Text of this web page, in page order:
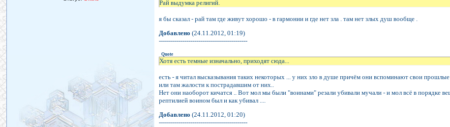
Рай выдумка религий.
я бы сказал - рай там где живут хорошо - в гармонии и где нет зла . там нет злых душ вообще .
Добавлено (24.11.2012, 01:19)
---------------------------------------------
Quote
Хотя есть темные изначально, приходят сюда...
есть - я читал высказывания таких некоторых ... у них зло в душе причём они вспоминают свои
или там жалости к пострадавшим от них..
Нет они наоборот кичатся .. Вот мол мы были "воинами" резали убивали мучали - и мол всё в порядке
рептилией воином был и как убивал ....
Добавлено (24.11.2012, 01:20)
---------------------------------------------